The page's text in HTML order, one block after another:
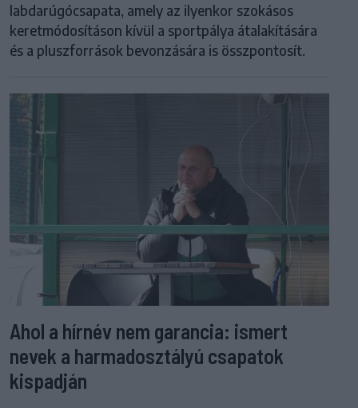
labdarúgócsapata, amely az ilyenkor szokásos
keretmódosításon kívül a sportpálya átalakítására
és a pluszforrások bevonzására is összpontosít.
Ahol a hírnév nem garancia: ismert
nevek a harmadosztályú csapatok
kispadján